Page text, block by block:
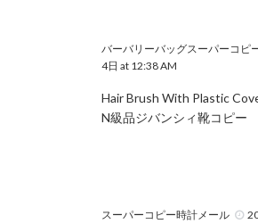
バーバリーバッグスーパーコピ
4日 at 12:38 AM
Hair Brush With Plastic
N級品ジバンシィ靴コピー
スーパーコピー時計メール